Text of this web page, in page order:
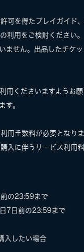
可を得たプレイガイド
利用をご検討ください。
せん。出品したチケ
くださいますようお
す。
手数料が必要となり
に伴うサービス利用
の23:59まで
7日前の23:59まで
入したい場合